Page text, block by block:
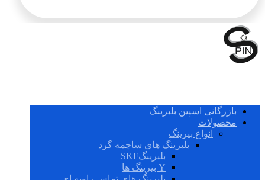
بازرگانی اسپین بلبرینگ
محصولات
انواع بیرینگ
بلبرینگ های ساچمه گرد
بلبرینگSKF
Y بیرینگ ها